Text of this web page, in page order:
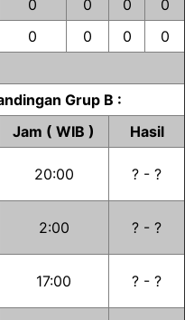
0 0 0
0
0 0 0 0
Grup B :
Jam ( WIB )
Hasil
20:00 ? - ?
2:00 ? - ?
17:00 ? - ?